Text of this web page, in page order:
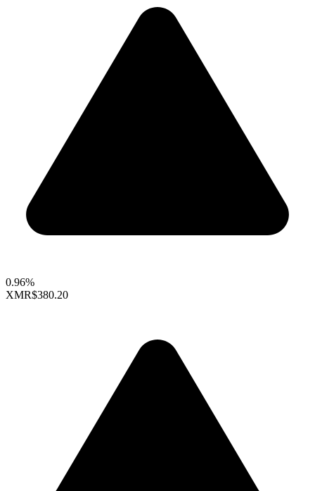
0.96%
XMR$380.20